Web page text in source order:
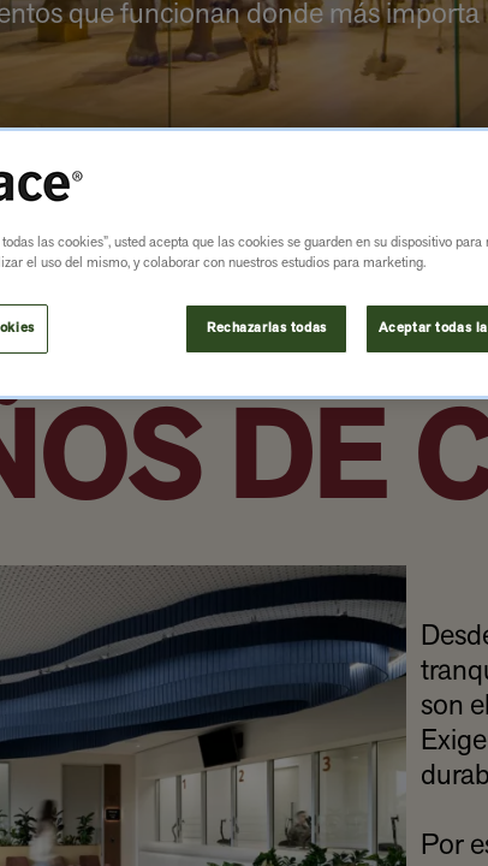
que funcionan donde más importa
DE
son
Por
las cookies”, usted acepta que las cookies se guarden en su dispositivo
el uso del mismo, y colaborar con nuestros estudios para marketing.
Rechazarlas todas Aceptar todas